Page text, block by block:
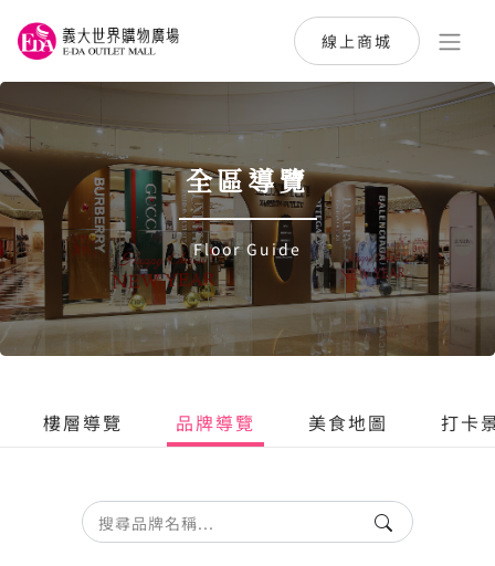
線上商城
全區導覽
Floor Guide
樓層導覽 品牌導覽 美食地圖 打卡